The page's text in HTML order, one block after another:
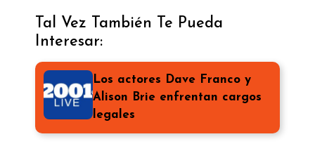
Tal Vez También Te Pueda
Interesar:
Los actores Dave Franco y
Alison Brie enfrentan cargos
legales